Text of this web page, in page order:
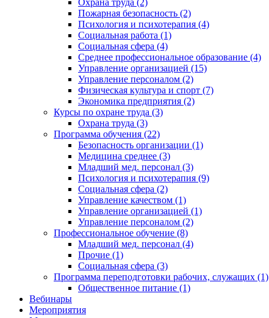
Охрана труда (2)
Пожарная безопасность (2)
Психология и психотерапия (4)
Социальная работа (1)
Социальная сфера (4)
Среднее профессиональное образование (4)
Управление организацией (15)
Управление персоналом (2)
Физическая культура и спорт (7)
Экономика предприятия (2)
Курсы по охране труда (3)
Охрана труда (3)
Программа обучения (22)
Безопасность организации (1)
Медицина среднее (3)
Младший мед. персонал (3)
Психология и психотерапия (9)
Социальная сфера (2)
Управление качеством (1)
Управление организацией (1)
Управление персоналом (2)
Профессиональное обучение (8)
Младший мед. персонал (4)
Прочие (1)
Социальная сфера (3)
Программа переподготовки рабочих, служащих (1)
Общественное питание (1)
Вебинары
Мероприятия